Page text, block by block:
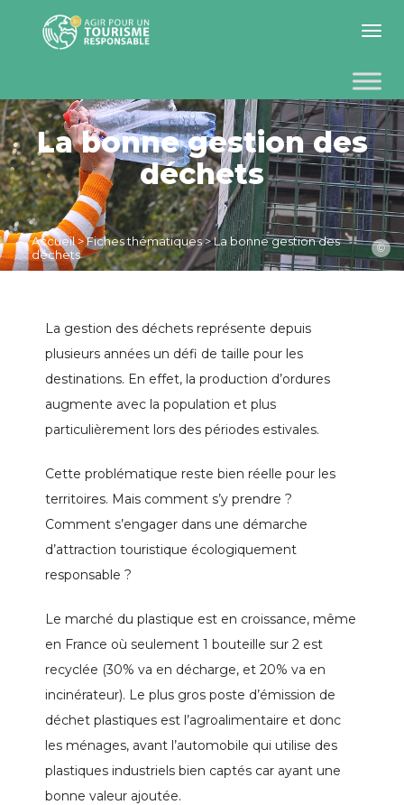
Toggle
La bonne gestion des
déchets
Accueil>Fiches thématiques>La bonne gestion des
déchets
©
La gestion des déchets représente depuis
plusieurs années un défi de taille pour les
destinations. En effet, la production d’ordures
augmente avec la population et plus
particulièrement lors des périodes estivales.
Cette problématique reste bien réelle pour les
territoires. Mais comment s’y prendre ?
Comment s’engager dans une démarche
d’attraction touristique écologiquement
responsable ?
Le marché du plastique est en croissance, même
en France où seulement 1 bouteille sur 2 est
recyclée (30% va en décharge, et 20% va en
incinérateur). Le plus gros poste d’émission de
déchet plastiques est l’agroalimentaire et donc
les ménages, avant l’automobile qui utilise des
plastiques industriels bien captés car ayant une
bonne valeur ajoutée.